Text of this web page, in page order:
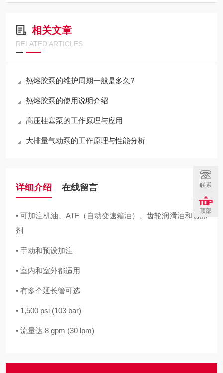
相关文章
RELATED ARTICLES
热熔胶泵的维护周期一般是多久?
热熔胶泵的使用说明介绍
高压柱塞泵的工作原理与应用
大排量气动泵的工作原理与性能分析
详细介绍 在线留言
• 可加注机油、ATF（自动变速箱油）、齿轮润滑油和防冻
剂
• 手动和预设加注
• 室内和室外都适用
• 有多个延长管可选
• 1,500 psi (103 bar)
• 流量达 8 gpm (30 lpm)
联系
顶部